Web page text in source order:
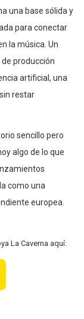
una base sólida y
para conectar
la música. Un
producción
artificial, una
restar
sencillo pero
algo de lo que
como una
europea.
La Caverna aquí: